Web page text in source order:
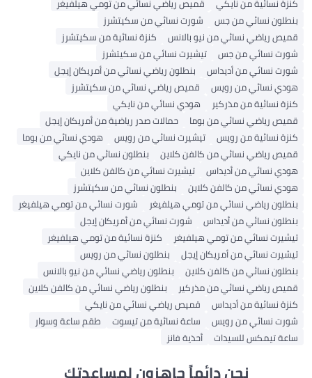
كنزة نسائية من نايكي
قميص رياضي نسائي من تومي هيلفيغر
بنطلون نسائي من جس
شورت نسائي من سكيتشرز
قميص رياضي نسائي من نيو بالانس
كنزة نسائية من سكيتشرز
شورت نسائي من جس
تيشيرت نسائي من سكيتشرز
شورت نسائي من أديداس
بنطلون رياضي نسائي من أمريكان إيجل
هودي نسائي من رويس
قميص رياضي نسائي من سكيتشرز
كنزة نسائية من مذركير
هودي نسائي من نايكي
قميص رياضي نسائي من بوما
حمالات صدر رياضية من أمريكان إيجل
كنزة نسائية من رويس
تيشيرت نسائي من رويس
هودي نسائي من بوما
قميص رياضي نسائي من كالفن كلاين
بنطلون نسائي من نايكي
هودي نسائي من أديداس
تيشيرت نسائي من كالفن كلاين
هودي نسائي من كالفن كلاين
بنطلون نسائي من سكيتشرز
بنطلون رياضي نسائي من تومي هيلفيغر
شورت نسائي من تومي هيلفيغر
بنطلون نسائي من أديداس
شورت نسائي من أمريكان إيجل
تيشيرت نسائي من تومي هيلفيغر
كنزة نسائية من تومي هيلفيغر
تيشيرت نسائي من أمريكان إيجل
بنطلون نسائي من رويس
بنطلون نسائي من كالفن كلاين
بنطلون رياضي نسائي من نيو بالانس
قميص رياضي نسائي من مذركير
بنطلون رياضي نسائي من كالفن كلاين
كنزة نسائية من أديداس
قميص رياضي نسائي من نايكي
شورت نسائي من رويس
ساعة نسائية من تيسوت
طقم ساعة وسوار
ساعة تيمكس للسيدات
أحذية فانز